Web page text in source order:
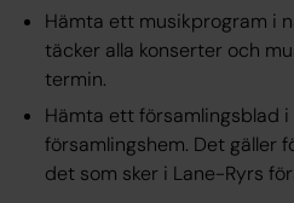
Hämta ett musikprogram i
täcker alla konserter och
termin.
Hämta ett församlingsblad
församlingshem. Det gäller
det som sker i Lane-Ryrs